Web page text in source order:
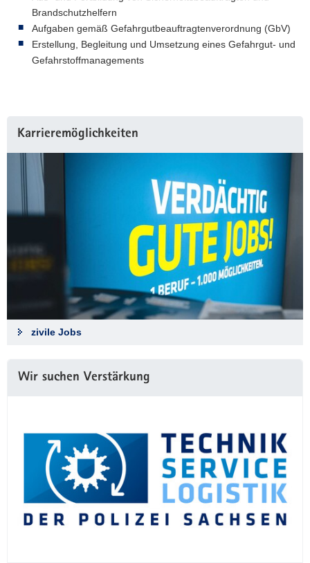
Brandschutzhelfern
Aufgaben gemäß Gefahrgutbeauftragtenverordnung (GbV)
Erstellung, Begleitung und Umsetzung eines Gefahrgut- und
Gefahrstoffmanagements
Karrieremöglichkeiten
zivile Jobs
Wir suchen Verstärkung